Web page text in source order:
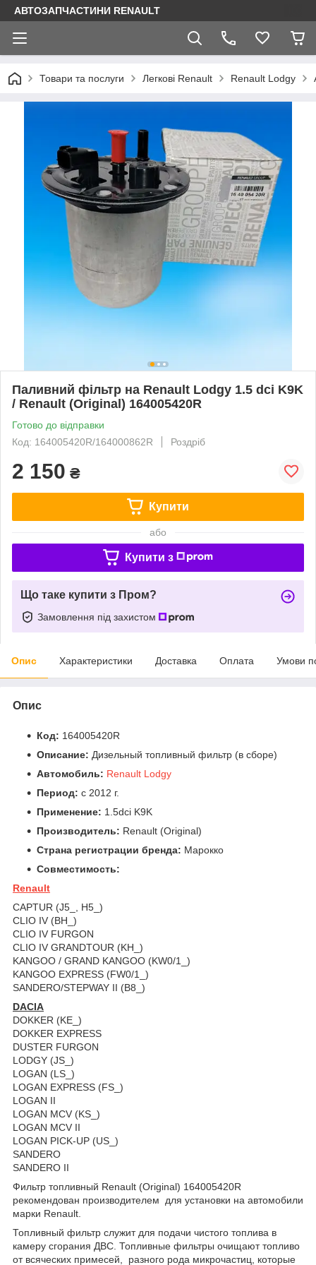
АВТОЗАПЧАСТИНИ RENAULT
Товари та послуги Легкові Renault Renault Lodgy
Паливний фільтр на Renault Lodgy 1.5 dci K9K
/ Renault (Original) 164005420R
Готово до відправки
Код: 164005420R/164000862R
Роздріб
2 150 ₴
Купити
або
Купити з
Що таке купити з Пром?
Замовлення під захистом
Опис Характеристики Доставка Оплата Умови
Опис
Код: 164005420R
Описание: Дизельный топливный фильтр (в сборе)
Автомобиль: Renault Lodgy
Период: c 2012 г.
Применение: 1.5dci K9K
Производитель: Renault (Original)
Страна регистрации бренда: Марокко
Совместимость:
Renault
CAPTUR (J5_, H5_)
CLIO IV (BH_)
CLIO IV FURGON
CLIO IV GRANDTOUR (KH_)
KANGOO / GRAND KANGOO (KW0/1_)
KANGOO EXPRESS (FW0/1_)
SANDERO/STEPWAY II (B8_)
DACIA
DOKKER (KE_)
DOKKER EXPRESS
DUSTER FURGON
LODGY (JS_)
LOGAN (LS_)
LOGAN EXPRESS (FS_)
LOGAN II
LOGAN MCV (KS_)
LOGAN MCV II
LOGAN PICK-UP (US_)
SANDERO
SANDERO II
Фильтр топливный Renault (Original) 164005420R
рекомендован производителем для установки на автомобили
марки Renault.
Топливный фильтр служит для подачи чистого топлива в
камеру сгорания ДВС. Топливные фильтры очищают топливо
от всяческих примесей, разного рода микрочастиц, которые